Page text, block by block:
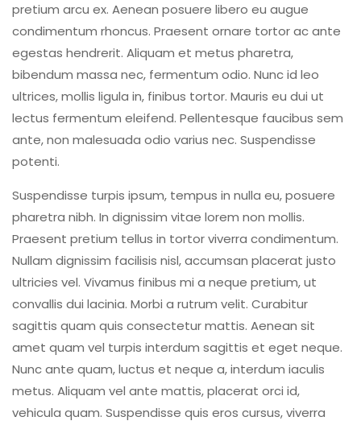
pretium arcu ex. Aenean posuere libero eu augue
condimentum rhoncus. Praesent ornare tortor ac ante
egestas hendrerit. Aliquam et metus pharetra,
bibendum massa nec, fermentum odio. Nunc id leo
ultrices, mollis ligula in, finibus tortor. Mauris eu dui ut
lectus fermentum eleifend. Pellentesque faucibus sem
ante, non malesuada odio varius nec. Suspendisse
potenti.
Suspendisse turpis ipsum, tempus in nulla eu, posuere
pharetra nibh. In dignissim vitae lorem non mollis.
Praesent pretium tellus in tortor viverra condimentum.
Nullam dignissim facilisis nisl, accumsan placerat justo
ultricies vel. Vivamus finibus mi a neque pretium, ut
convallis dui lacinia. Morbi a rutrum velit. Curabitur
sagittis quam quis consectetur mattis. Aenean sit
amet quam vel turpis interdum sagittis et eget neque.
Nunc ante quam, luctus et neque a, interdum iaculis
metus. Aliquam vel ante mattis, placerat orci id,
vehicula quam. Suspendisse quis eros cursus, viverra